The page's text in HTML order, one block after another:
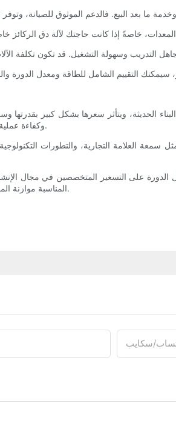
الحديثة، ويتأثر سعرها بشكل كبير بقدرتها
وكفاءة عملية دقّ الركائز. ويؤثر هذان العاملان مجتمعين على أسعارها، حيث تتطلب المواصفات الأعلى هندسة أكثر تعقيدًا وتكلفة.
سمعة العلامة التجارية، والتطورات
على التسعير المتخصصين في مجال
المناسبة موازنة المواصفات الفنية والأهداف التشغيلية والتكاليف طويلة الأجل للعثور على المعدات التي تلبي احتياجاتهم على أكمل وجه.
سكايب